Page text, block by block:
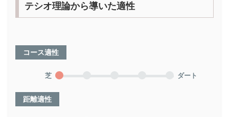
テシオ理論から導いた適性
コース適性
芝 ダート
距離適性